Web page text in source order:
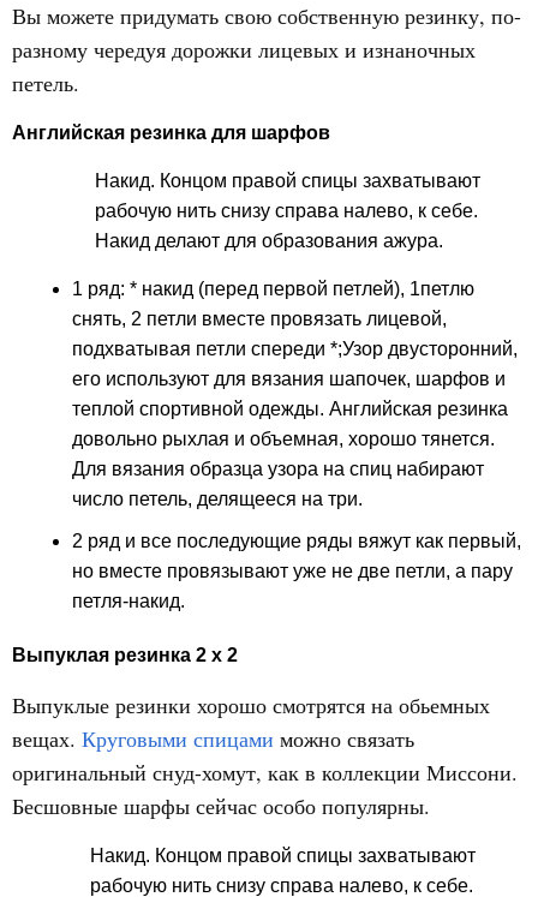
Вы можете придумать свою собственную резинку, по-
разному чередуя дорожки лицевых и изнаночных
петель.
Английская резинка для шарфов
Накид. Концом правой спицы захватывают
рабочую нить снизу справа налево, к себе.
Накид делают для образования ажура.
1 ряд: * накид (перед первой петлей), 1петлю
снять, 2 петли вместе провязать лицевой,
подхватывая петли спереди *;Узор двусторонний,
его используют для вязания шапочек, шарфов и
теплой спортивной одежды. Английская резинка
довольно рыхлая и объемная, хорошо тянется.
Для вязания образца узора на спиц набирают
число петель, делящееся на три.
2 ряд и все последующие ряды вяжут как первый,
но вместе провязывают уже не две петли, а пару
петля-накид.
Выпуклая резинка 2 x 2
Выпуклые резинки хорошо смотрятся на обьемных
вещах. Круговыми спицами можно связать
оригинальный снуд-хомут, как в коллекции Миссони.
Бесшовные шарфы сейчас особо популярны.
Накид. Концом правой спицы захватывают
рабочую нить снизу справа налево, к себе.